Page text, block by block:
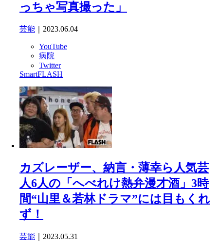
っちゃ写真撮った」
芸能 ｜2023.06.04
YouTube
病院
Twitter
SmartFLASH
カズレーザー、納言・薄幸ら人気芸
人6人の「へべれけ熱弁漫才酒」3時
間“山里＆若林ドラマ”には目もくれ
ず！
芸能 ｜2023.05.31